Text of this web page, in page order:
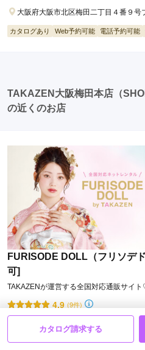
カタログ請求する
お気に入りのコーディネートを見
店舗常設の大型スタジオモデルや
オシャレなスタジオが各店舗に！
様々な背景や小物を使用し、
200カット前後を撮影。
事前の内覧も可能で撮影も安心♪
大阪府大阪市北区梅田二丁目４番９号
カタログあり Web予約可能 電話予約可能
TAKAZEN大阪梅田本店（
の近くのお店
FURISODE DOLL（フリソデ
可]
TAKAZENが運営する全国対応通販サイ
ハタチのストーリーの始まり
4.9 (9件)
カタログあり Web予約可能 電話予約可能